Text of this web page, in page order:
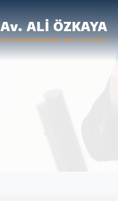
Av. ALİ ÖZKAYA
AFYONKARAHISAR MILLETVEKILI